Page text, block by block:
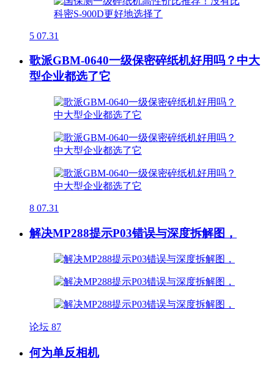
5 07.31
歌派GBM-0640一级保密碎纸机好用吗？中大
型企业都选了它
8 07.31
解决MP288提示P03错误与深度拆解图，
论坛 87
何为单反相机